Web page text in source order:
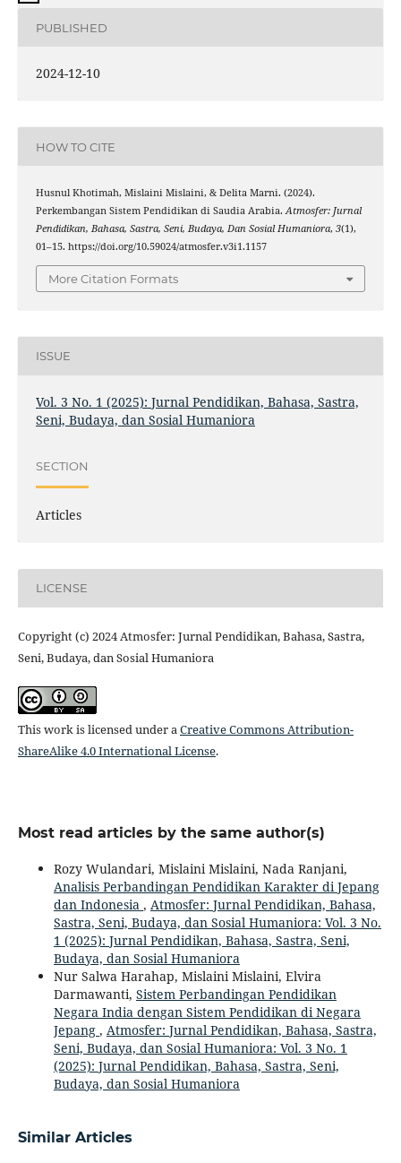
PUBLISHED
2024-12-10
HOW TO CITE
Husnul Khotimah, Mislaini Mislaini, & Delita Marni. (2024).
Perkembangan Sistem Pendidikan di Saudia Arabia.Atmosfer: Jurnal
Pendidikan, Bahasa, Sastra, Seni, Budaya, Dan Sosial Humaniora, 3(1),
01–15. https://doi.org/10.59024/atmosfer.v3i1.1157
More Citation Formats
ISSUE
Vol. 3 No. 1 (2025): Jurnal Pendidikan, Bahasa, Sastra,
Seni, Budaya, dan Sosial Humaniora
SECTION
Articles
LICENSE
Copyright (c) 2024 Atmosfer: Jurnal Pendidikan, Bahasa, Sastra,
Seni, Budaya, dan Sosial Humaniora
This work is licensed under aCreative Commons Attribution-
ShareAlike 4.0 International License.
Most read articles by the same author(s)
Rozy Wulandari, Mislaini Mislaini, Nada Ranjani,
Analisis Perbandingan Pendidikan Karakter di Jepang
dan Indonesia , Atmosfer: Jurnal Pendidikan, Bahasa,
Sastra, Seni, Budaya, dan Sosial Humaniora: Vol. 3 No.
1 (2025): Jurnal Pendidikan, Bahasa, Sastra, Seni,
Budaya, dan Sosial Humaniora
Nur Salwa Harahap, Mislaini Mislaini, Elvira
Darmawanti, Sistem Perbandingan Pendidikan
Negara India dengan Sistem Pendidikan di Negara
Jepang , Atmosfer: Jurnal Pendidikan, Bahasa, Sastra,
Seni, Budaya, dan Sosial Humaniora: Vol. 3 No. 1
(2025): Jurnal Pendidikan, Bahasa, Sastra, Seni,
Budaya, dan Sosial Humaniora
Similar Articles